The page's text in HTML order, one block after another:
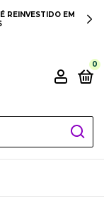
REINVESTIDO EM
0